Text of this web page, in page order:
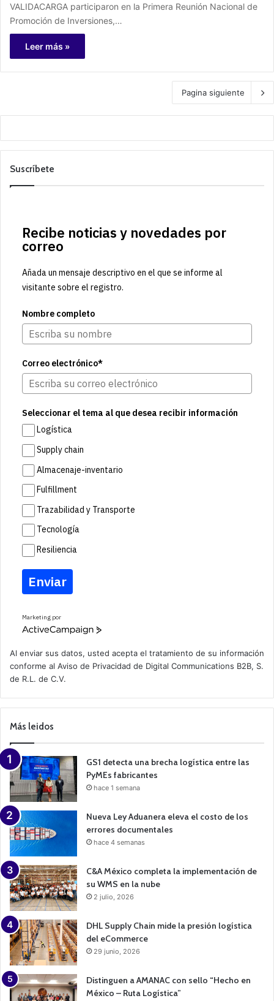
VALIDACARGA participaron en la Primera Reunión Nacional de
Promoción de Inversiones,…
Leer más »
Pagina siguiente
Suscríbete
Recibe noticias y novedades por
correo
Añada un mensaje descriptivo en el que se informe al
visitante sobre el registro.
Nombre completo
Correo electrónico*
Seleccionar el tema al que desea recibir información
Logística
Supply chain
Almacenaje-inventario
Fulfillment
Trazabilidad y Transporte
Tecnología
Resiliencia
Enviar
Marketing por
A
v
e
a
m
a
n
Al enviar sus datos, usted acepta el tratamiento de su información
conforme al Aviso de Privacidad de Digital Communications B2B, S.
de R.L. de C.V.
Más leidos
GS1 detecta una brecha logística entre las
PyMEs fabricantes
hace 1 semana
Nueva Ley Aduanera eleva el costo de los
errores documentales
hace 4 semanas
C&A México completa la implementación de
su WMS en la nube
2 julio, 2026
DHL Supply Chain mide la presión logística
del eCommerce
29 junio, 2026
Distinguen a AMANAC con sello “Hecho en
México – Ruta Logística”